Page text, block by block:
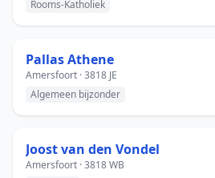
Rooms-Katholiek
Pallas Athene
Amersfoort · 3818 JE
Algemeen bijzonder
Joost van den Vondel
Amersfoort · 3818 WB